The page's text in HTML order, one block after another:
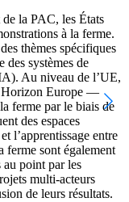
de la PAC, les États
à la ferme.
thèmes spécifiques
des systèmes de
Au niveau de l’UE,
Horizon Europe —
ferme par le biais de
des espaces
l’apprentissage entre
ferme sont également
point par les
multi-acteurs
de leurs résultats.